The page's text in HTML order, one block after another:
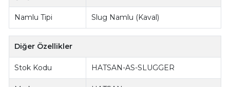
Namlu Tipi Slug Namlu (Kaval)
Diğer Özellikler
Stok Kodu HATSAN-AS-SLUGGER